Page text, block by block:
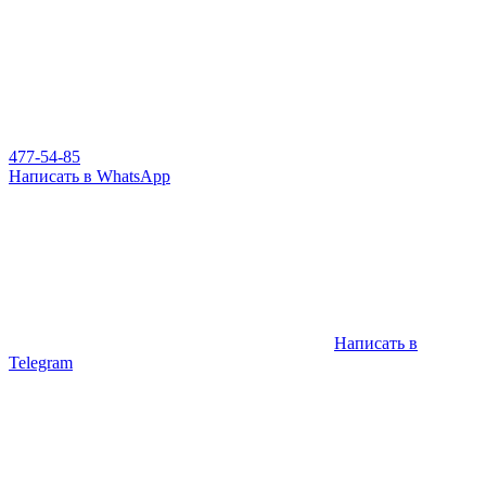
477-54-85
Написать в WhatsApp
Написать в
Telegram